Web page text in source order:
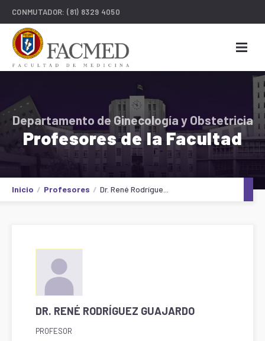
CONMUTADOR:(81) 8329 4050
Departamento de Ginecología y Obstetricia
Profesores de la Facultad
Inicio Profesores Dr. René Rodrígue...
DR. RENÉ RODRÍGUEZ GUAJARDO
PROFESOR